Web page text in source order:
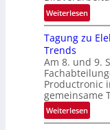
ö
g
l
c
h
k
e
i
e
h
d
e
r
i
n
V
I
Weiterlesen:
G
u
d
e
d
T
o
Tagung zu
Trends
Am 8. und 9.
Productronic
gemeinsame
Weiterlesen:
T